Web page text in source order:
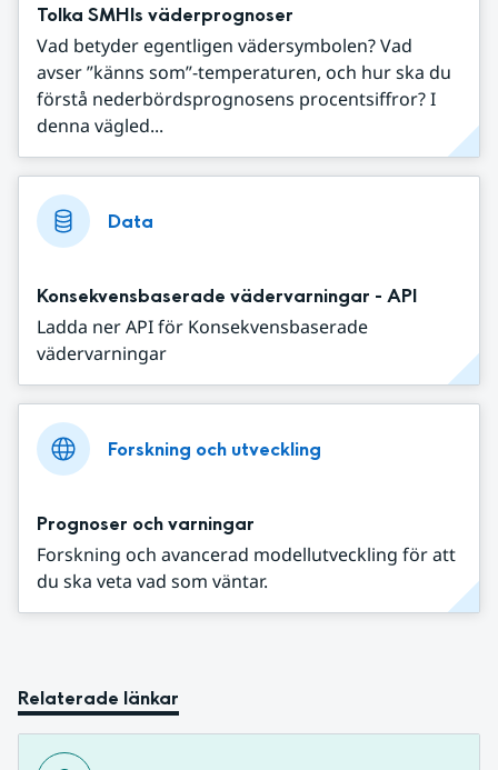
Tolka SMHIs väderprognoser
Vad betyder egentligen vädersymbolen? Vad
avser ”känns som”-temperaturen, och hur ska du
förstå nederbördsprognosens procentsiffror? I
denna vägled...
Data
Konsekvensbaserade vädervarningar - API
Ladda ner API för Konsekvensbaserade
vädervarningar
Forskning och utveckling
Prognoser och varningar
Forskning och avancerad modellutveckling för att
du ska veta vad som väntar.
Relaterade länkar